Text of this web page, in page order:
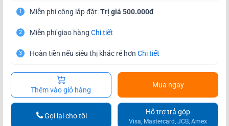
1 Miễn phí công lắp đặt:Trị giá 500.000đ
2 Miễn phí giao hàng Chi tiết
3 Hoàn tiền nếu siêu thị khác rẻ hơn Chi tiết
Thêm vào giỏ hàng
Mua ngay
Hỗ trợ trả góp
Visa, Mastercard, JCB, Amex
Gọi lại cho tôi